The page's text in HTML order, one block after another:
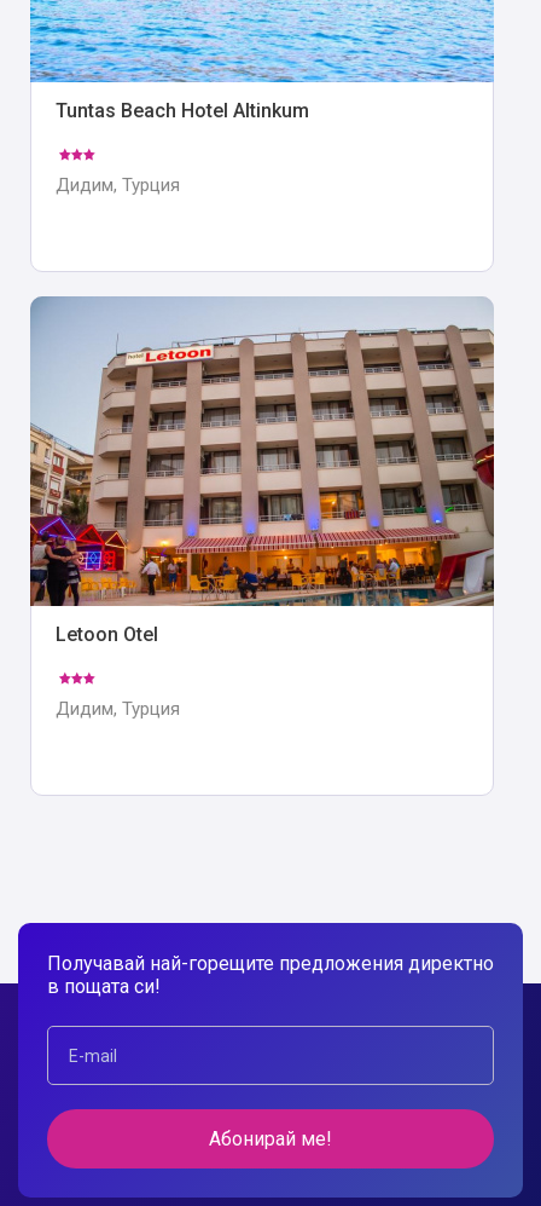
Tuntas Beach Hotel Altinkum
Дидим, Турция
Letoon Otel
Дидим, Турция
Получавай най-горещите предложения директно
в пощата си!
Абонирай ме!